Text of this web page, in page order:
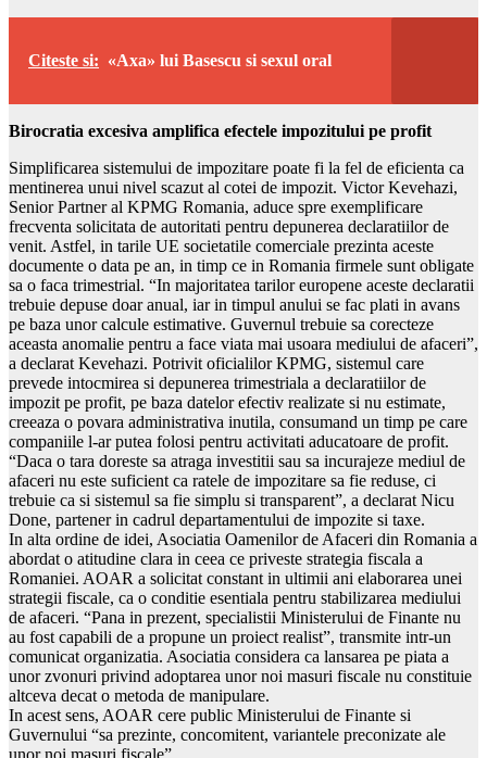
Citeste si: «Axa» lui Basescu si sexul oral
Birocratia excesiva amplifica efectele impozitului pe profit
Simplificarea sistemului de impozitare poate fi la fel de eficienta ca
mentinerea unui nivel scazut al cotei de impozit. Victor Kevehazi,
Senior Partner al KPMG Romania, aduce spre exemplificare
frecventa solicitata de autoritati pentru depunerea declaratiilor de
venit. Astfel, in tarile UE societatile comerciale prezinta aceste
documente o data pe an, in timp ce in Romania firmele sunt obligate
sa o faca trimestrial. “In majoritatea tarilor europene aceste declaratii
trebuie depuse doar anual, iar in timpul anului se fac plati in avans
pe baza unor calcule estimative. Guvernul trebuie sa corecteze
aceasta anomalie pentru a face viata mai usoara mediului de afaceri”,
a declarat Kevehazi. Potrivit oficialilor KPMG, sistemul care
prevede intocmirea si depunerea trimestriala a declaratiilor de
impozit pe profit, pe baza datelor efectiv realizate si nu estimate,
creeaza o povara administrativa inutila, consumand un timp pe care
companiile l-ar putea folosi pentru activitati aducatoare de profit.
“Daca o tara doreste sa atraga investitii sau sa incurajeze mediul de
afaceri nu este suficient ca ratele de impozitare sa fie reduse, ci
trebuie ca si sistemul sa fie simplu si transparent”, a declarat Nicu
Done, partener in cadrul departamentului de impozite si taxe.
In alta ordine de idei, Asociatia Oamenilor de Afaceri din Romania a
abordat o atitudine clara in ceea ce priveste strategia fiscala a
Romaniei. AOAR a solicitat constant in ultimii ani elaborarea unei
strategii fiscale, ca o conditie esentiala pentru stabilizarea mediului
de afaceri. “Pana in prezent, specialistii Ministerului de Finante nu
au fost capabili de a propune un proiect realist”, transmite intr-un
comunicat organizatia. Asociatia considera ca lansarea pe piata a
unor zvonuri privind adoptarea unor noi masuri fiscale nu constituie
altceva decat o metoda de manipulare.
In acest sens, AOAR cere public Ministerului de Finante si
Guvernului “sa prezinte, concomitent, variantele preconizate ale
unor noi masuri fiscale”.